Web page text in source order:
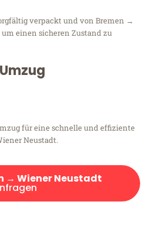
verpackt und von Bremen →
einen sicheren Zustand zu
für eine schnelle und effiziente
Neustadt.
→ Wiener Neustadt